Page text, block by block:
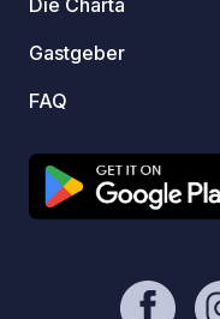
Die Charta
Gastgeber
FAQ